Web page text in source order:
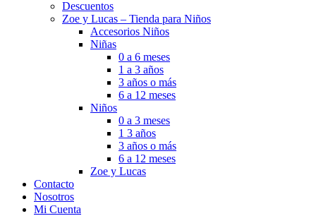
Descuentos
Zoe y Lucas – Tienda para Niños
Accesorios Niños
Niñas
0 a 6 meses
1 a 3 años
3 años o más
6 a 12 meses
Niños
0 a 3 meses
1 3 años
3 años o más
6 a 12 meses
Zoe y Lucas
Contacto
Nosotros
Mi Cuenta